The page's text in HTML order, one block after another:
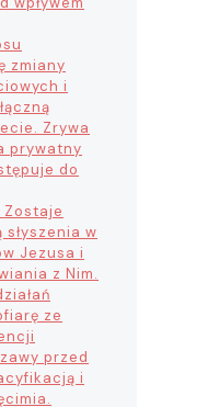
zmiany
i
Zrywa
prywatny
do
Zostaje
słyszenia w
Jezusa i
z Nim.
ze
przed
i